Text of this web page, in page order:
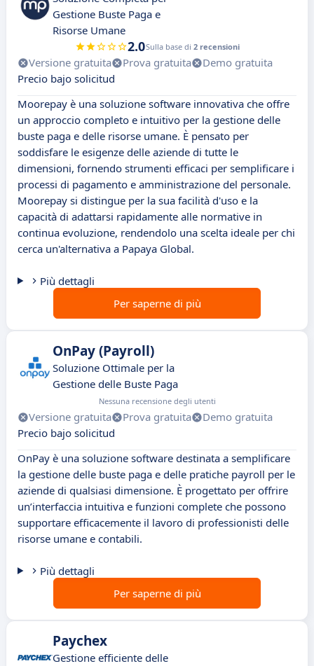
Gestione Buste Paga e
Risorse Umane
2.0Sulla base di 2 recensioni
Versione gratuita Prova gratuita
Demo gratuita
Precio bajo solicitud
Moorepay è una soluzione software innovativa che offre
un approccio completo e intuitivo per la gestione delle
buste paga e delle risorse umane. È pensato per
soddisfare le esigenze delle aziende di tutte le
dimensioni, fornendo strumenti efficaci per semplificare i
processi di pagamento e amministrazione del personale.
Moorepay si distingue per la sua facilità d'uso e la
capacità di adattarsi rapidamente alle normative in
continua evoluzione, rendendolo una scelta ideale per chi
cerca un'alternativa a Papaya Global.
Più dettagli
Per saperne di più
OnPay (Payroll)
Soluzione Ottimale per la
Gestione delle Buste Paga
Nessuna recensione degli utenti
Versione gratuita Prova gratuita
Demo gratuita
Precio bajo solicitud
OnPay è una soluzione software destinata a semplificare
la gestione delle buste paga e delle pratiche payroll per le
aziende di qualsiasi dimensione. È progettato per offrire
un’interfaccia intuitiva e funzioni complete che possono
supportare efficacemente il lavoro di professionisti delle
risorse umane e contabili.
Più dettagli
Per saperne di più
Paychex
Gestione efficiente delle